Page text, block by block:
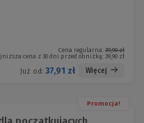
Cena regularna: 39,90 zł
cena z 30 dni przed obniżką:39,90 zł
Już od: 37,91 zł Więcej
Promocja!